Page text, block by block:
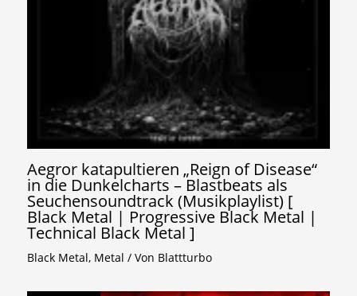
Aegror katapultieren „Reign of Disease“
in die Dunkelcharts – Blastbeats als
Seuchensoundtrack (Musikplaylist) [
Black Metal | Progressive Black Metal |
Technical Black Metal ]
Black Metal, Metal / Von Blattturbo